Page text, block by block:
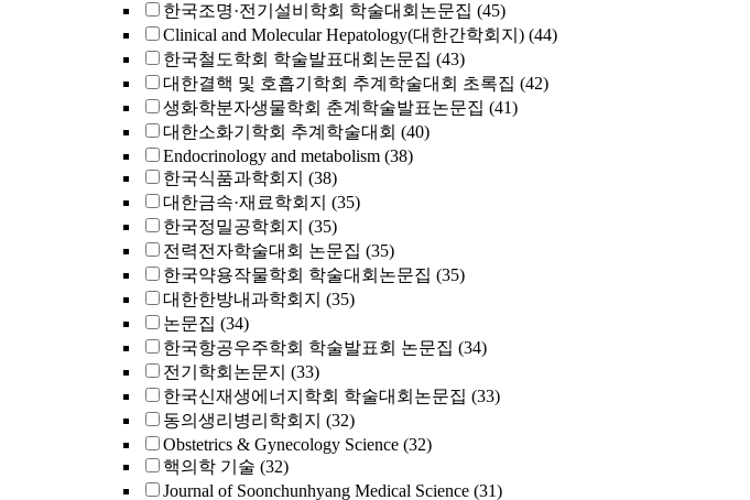
한국조명·전기설비학회 학술대회논문집 (45)
Clinical and Molecular Hepatology(대한간학회지) (44)
한국철도학회 학술발표대회논문집 (43)
대한결핵 및 호흡기학회 추계학술대회 초록집 (42)
생화학분자생물학회 춘계학술발표논문집 (41)
대한소화기학회 추계학술대회 (40)
Endocrinology and metabolism (38)
한국식품과학회지 (38)
대한금속·재료학회지 (35)
한국정밀공학회지 (35)
전력전자학술대회 논문집 (35)
한국약용작물학회 학술대회논문집 (35)
대한한방내과학회지 (35)
논문집 (34)
한국항공우주학회 학술발표회 논문집 (34)
전기학회논문지 (33)
한국신재생에너지학회 학술대회논문집 (33)
동의생리병리학회지 (32)
Obstetrics & Gynecology Science (32)
핵의학 기술 (32)
Journal of Soonchunhyang Medical Science (31)